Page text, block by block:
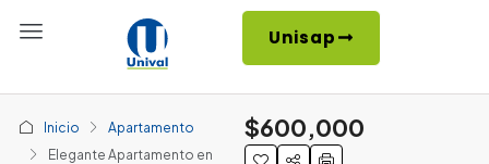
Unisap
Inicio
Apartamento
Elegante Apartamento en
$600,000